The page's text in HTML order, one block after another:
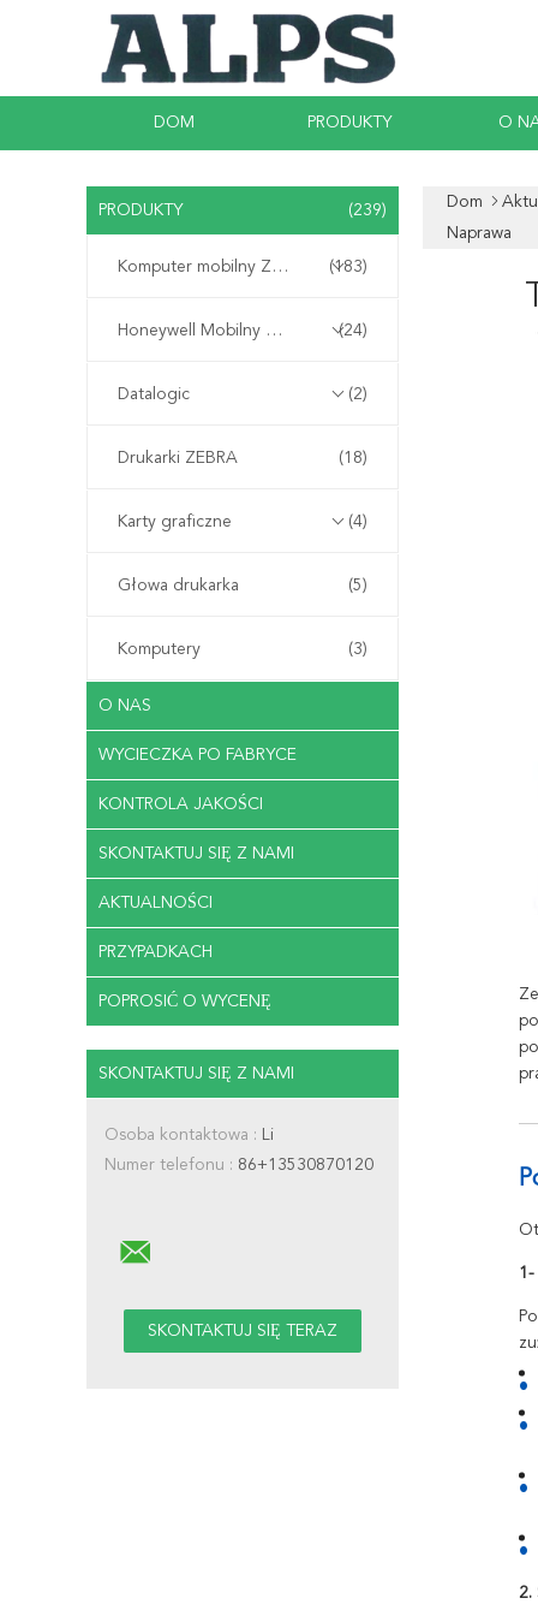
DOM PRODUKTY O
PRODUKTY (239)
Komputer mobilny Zebra (183)
Honeywell Mobilny Komputer (24)
Datalogic (2)
Drukarki ZEBRA (18)
Karty graficzne (4)
Głowa drukarka (5)
Komputery (3)
O NAS
WYCIECZKA PO FABRYCE
KONTROLA JAKOŚCI
SKONTAKTUJ SIĘ Z NAMI
AKTUALNOŚCI
PRZYPADKACH
POPROSIĆ O WYCENĘ
SKONTAKTUJ SIĘ Z NAMI
Osoba kontaktowa : Li
Numer telefonu : 86+13530870120
Dom
Naprawa
1-
2.